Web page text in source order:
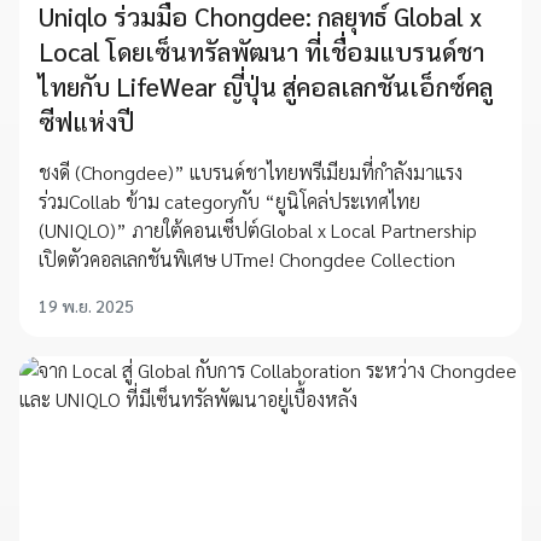
Uniqlo ร่วมมือ Chongdee: กลยุทธ์ Global x
Local โดยเซ็นทรัลพัฒนา ที่เชื่อมแบรนด์ชา
ไทยกับ LifeWear ญี่ปุ่น สู่คอลเลกชันเอ็กซ์คลู
ซีฟแห่งปี
ชงดี (Chongdee)” แบรนด์ชาไทยพรีเมียมที่กำลังมาแรง
ร่วมCollab ข้าม categoryกับ “ยูนิโคล่ประเทศไทย
(UNIQLO)” ภายใต้คอนเซ็ปต์Global x Local Partnership
เปิดตัวคอลเลกชันพิเศษ UTme! Chongdee Collection
19 พ.ย. 2025